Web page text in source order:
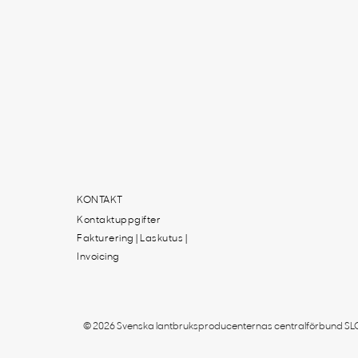
KONTAKT
Kontaktuppgifter
Fakturering | Laskutus |
Invoicing
© 2026 Svenska lantbruksproducenternas centralförbund